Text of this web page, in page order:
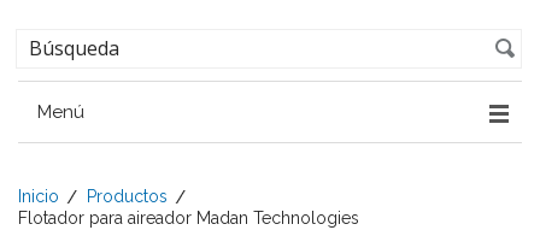
Menú
Inicio
Productos
Flotador para aireador Madan Technologies